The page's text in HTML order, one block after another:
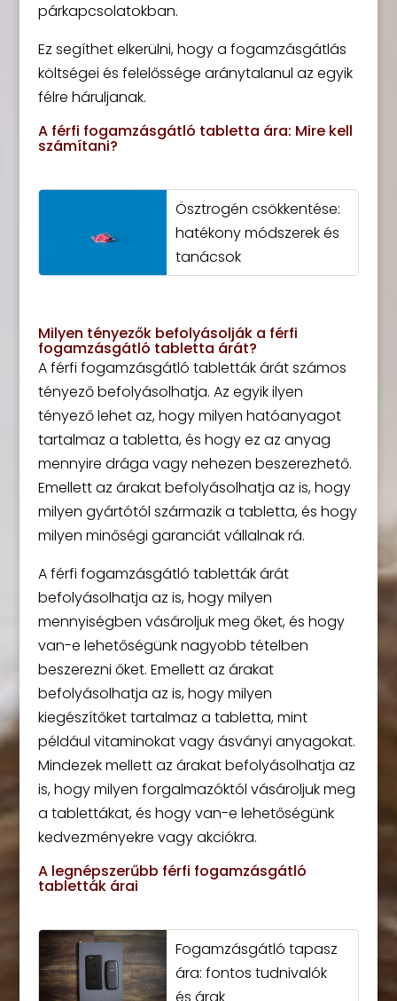
párkapcsolatokban.
Ez segíthet elkerülni, hogy a fogamzásgátlás
költségei és felelőssége aránytalanul az egyik
félre háruljanak.
A férfi fogamzásgátló tabletta ára: Mire kell
számítani?
Ösztrogén csökkentése:
hatékony módszerek és
tanácsok
Milyen tényezők befolyásolják a férfi
fogamzásgátló tabletta árát?
A férfi fogamzásgátló tabletták árát számos
tényező befolyásolhatja. Az egyik ilyen
tényező lehet az, hogy milyen hatóanyagot
tartalmaz a tabletta, és hogy ez az anyag
mennyire drága vagy nehezen beszerezhető.
Emellett az árakat befolyásolhatja az is, hogy
milyen gyártótól származik a tabletta, és hogy
milyen minőségi garanciát vállalnak rá.
A férfi fogamzásgátló tabletták árát
befolyásolhatja az is, hogy milyen
mennyiségben vásároljuk meg őket, és hogy
van-e lehetőségünk nagyobb tételben
beszerezni őket. Emellett az árakat
befolyásolhatja az is, hogy milyen
kiegészítőket tartalmaz a tabletta, mint
például vitaminokat vagy ásványi anyagokat.
Mindezek mellett az árakat befolyásolhatja az
is, hogy milyen forgalmazóktól vásároljuk meg
a tablettákat, és hogy van-e lehetőségünk
kedvezményekre vagy akciókra.
A legnépszerűbb férfi fogamzásgátló
tabletták árai
Fogamzásgátló tapasz
ára: fontos tudnivalók